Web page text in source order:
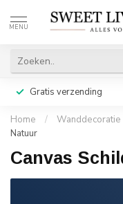
MENU
Gratis verzending
Home / Wanddecoratie
Natuur
Canvas